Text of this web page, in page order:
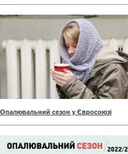
Опалювальний сезон у Євросоюзі